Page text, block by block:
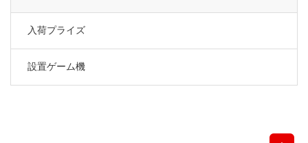
入荷プライズ
設置ゲーム機